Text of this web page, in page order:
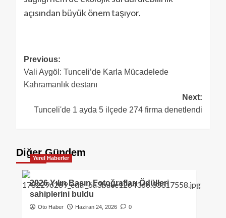
açısından büyük önem taşıyor.
Previous:
Vali Aygöl: Tunceli’de Karla Mücadelede
Kahramanlık destanı
Next:
Tunceli'de 1 ayda 5 ilçede 274 firma denetlendi
Diğer Gündem
Yerel Haberler
2026 Yılın Basın Fotoğrafları Ödülleri
sahiplerini buldu
Oto Haber Haziran 24, 2026 0